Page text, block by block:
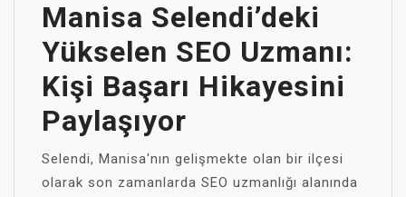
Manisa Selendi’deki
Yükselen SEO Uzmanı:
Kişi Başarı Hikayesini
Paylaşıyor
Selendi, Manisa'nın gelişmekte olan bir ilçesi
olarak son zamanlarda SEO uzmanlığı alanında